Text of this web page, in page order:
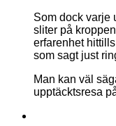
Som dock varje
sliter på
erfarenhet
som sagt just
Man kan väl
upptäcktsresa